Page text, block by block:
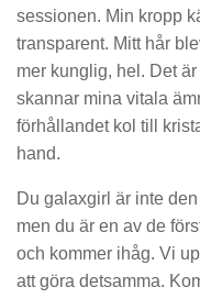
sessionen. Min kropp
transparent. Mitt hår
mer kunglig, hel. Det
skannar mina vitala
förhållandet kol till
hand.
Du galaxgirl är inte
men du är en av de
och kommer ihåg. Vi
att göra detsamma.